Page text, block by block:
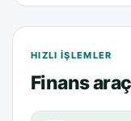
HIZLI IŞLEMLER
Finans